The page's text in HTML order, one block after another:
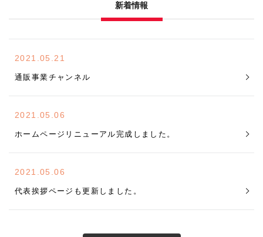
新着情報
2021.05.21
通販事業チャンネル
2021.05.06
ホームページリニューアル完成しました。
2021.05.06
代表挨拶ページも更新しました。